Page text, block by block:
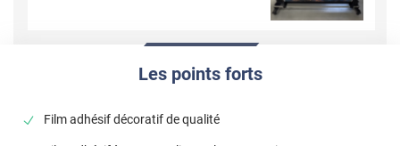
Les points forts
Film adhésif décoratif de qualité